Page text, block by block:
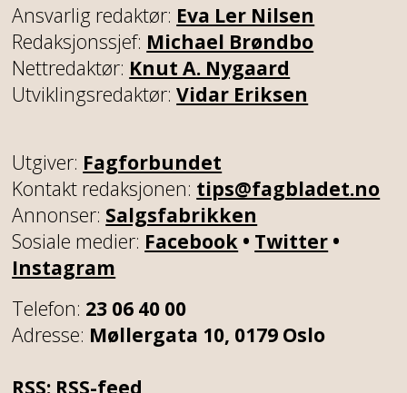
Ansvarlig redaktør: Eva Ler Nilsen
Redaksjonssjef: Michael Brøndbo
Nettredaktør: Knut A. Nygaard
Utviklingsredaktør:Vidar Eriksen
Utgiver: Fagforbundet
Kontakt redaksjonen: tips@fagbladet.no
Annonser: Salgsfabrikken
Sosiale medier: Facebook • Twitter •
Instagram
Telefon: 23 06 40 00
Adresse: Møllergata 10, 0179 Oslo
RSS: RSS-feed